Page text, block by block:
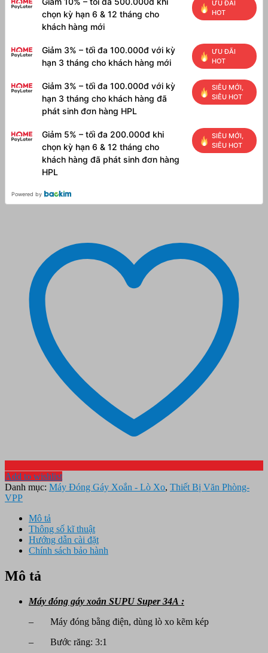
chọn kỳ hạn 6 & 12 tháng cho
khách hàng mới
ƯU ĐÃI
HOT
Giảm 3% – tối đa 100.000đ với kỳ
hạn 3 tháng cho khách hàng mới
ƯU ĐÃI
HOT
Giảm 3% – tối đa 100.000đ với kỳ
hạn 3 tháng cho khách hàng đã
phát sinh đơn hàng HPL
SIÊU MỚI,
SIÊU HOT
Giảm 5% – tối đa 200.000đ khi
chọn kỳ hạn 6 & 12 tháng cho
khách hàng đã phát sinh đơn hàng
HPL
SIÊU MỚI,
SIÊU HOT
Powered by
Add to wishlist
Danh mục: Máy Đóng Gáy Xoắn - Lò Xo, Thiết Bị Văn Phòng-
VPP
Mô tả
Thông số kĩ thuật
Hướng dẫn cài đặt
Chính sách bảo hành
Mô tả
Máy đóng gáy xoắn SUPU Super 34A :
– Máy đóng bằng điện, dùng lò xo kẽm kép
– Bước răng: 3:1